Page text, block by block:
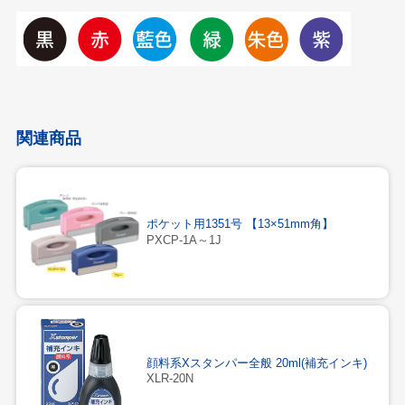
関連商品
ポケット用1351号 【13×51mm角】
PXCP-1A～1J
顔料系Xスタンパー全般 20ml(補充インキ)
XLR-20N